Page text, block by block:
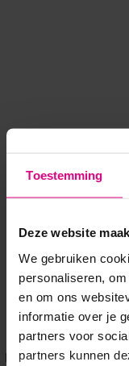
Toestemming
Deze website
We gebruiken
personaliseren,
en om ons
informatie over je
partners voor
partners kunnen
Application error: a
loading